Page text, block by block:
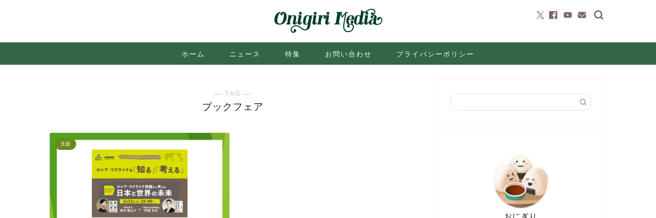
ホーム ニュース 特集 お問い合わせ プライバシーポリシー
― TAG ―
ブックフェア
支援